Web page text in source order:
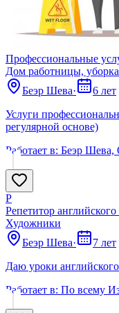
Профессиональные
Дом работницы, уборка
Беэр Шева·
6 лет
Услуги
регулярной основе)
Работает в: Беэр
Р
Репетитор
Художники
Беэр Шева·
7 лет
Даю уроки
Работает в: По всему